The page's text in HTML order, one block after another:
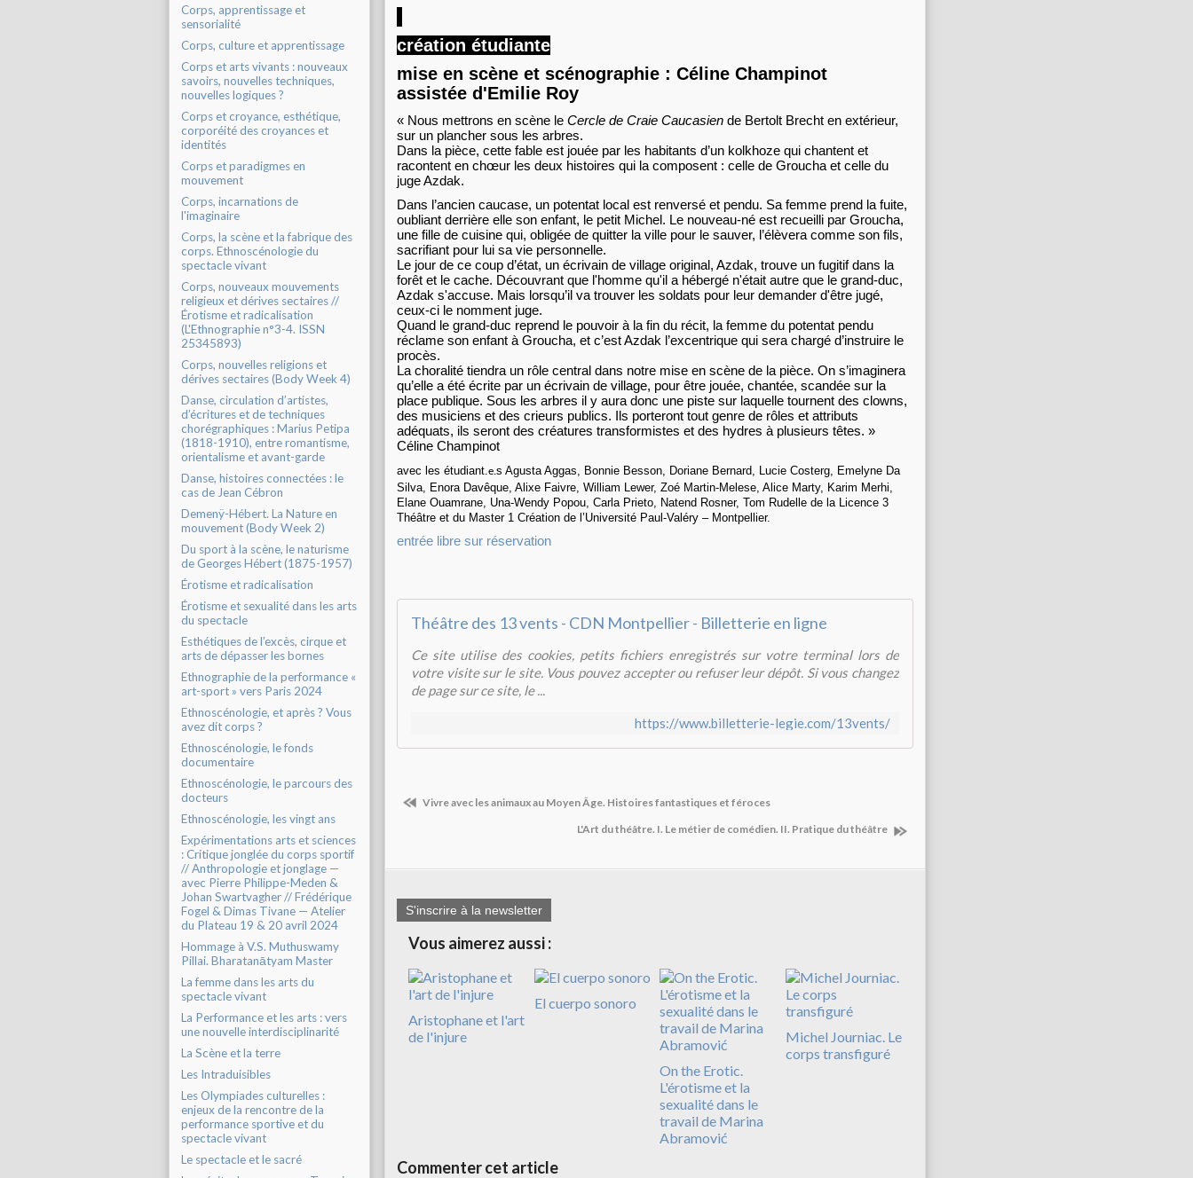
Corps, apprentissage et
sensorialité
Corps, culture et apprentissage
Corps et arts vivants : nouveaux
savoirs, nouvelles techniques,
nouvelles logiques ?
Corps et croyance, esthétique,
corporéité des croyances et
identités
Corps et paradigmes en
mouvement
Corps, incarnations de
l'imaginaire
Corps, la scène et la fabrique des
corps. Ethnoscénologie du
spectacle vivant
Corps, nouveaux mouvements
religieux et dérives sectaires //
Érotisme et radicalisation
(L'Ethnographie n°3-4. ISSN
25345893)
Corps, nouvelles religions et
dérives sectaires (Body Week 4)
Danse, circulation d’artistes,
d’écritures et de techniques
chorégraphiques : Marius Petipa
(1818-1910), entre romantisme,
orientalisme et avant-garde
Danse, histoires connectées : le
cas de Jean Cébron
Demenÿ-Hébert. La Nature en
mouvement (Body Week 2)
Du sport à la scène, le naturisme
de Georges Hébert (1875-1957)
Érotisme et radicalisation
Érotisme et sexualité dans les arts
du spectacle
Esthétiques de l’excès, cirque et
arts de dépasser les bornes
Ethnographie de la performance «
art-sport » vers Paris 2024
Ethnoscénologie, et après ? Vous
avez dit corps ?
Ethnoscénologie, le fonds
documentaire
Ethnoscénologie, le parcours des
docteurs
Ethnoscénologie, les vingt ans
Expérimentations arts et sciences
: Critique jonglée du corps sportif
// Anthropologie et jonglage —
avec Pierre Philippe-Meden &
Johan Swartvagher // Frédérique
Fogel & Dimas Tivane — Atelier
du Plateau 19 & 20 avril 2024
Hommage à V.S. Muthuswamy
Pillai. Bharatanātyam Master
La femme dans les arts du
spectacle vivant
La Performance et les arts : vers
une nouvelle interdisciplinarité
La Scène et la terre
Les Intraduisibles
Les Olympiades culturelles :
enjeux de la rencontre de la
performance sportive et du
spectacle vivant
Le spectacle et le sacré
création étudiante
mise en scène et scénographie : Céline Champinot
assistée d'Emilie Roy
« Nous mettrons en scène le Cercle de Craie Caucasien de Bertolt Brecht en extérieur,
sur un plancher sous les arbres.
Dans la pièce, cette fable est jouée par les habitants d’un kolkhoze qui chantent et
racontent en chœur les deux histoires qui la composent : celle de Groucha et celle du
juge Azdak.
Dans l’ancien caucase, un potentat local est renversé et pendu. Sa femme prend la fuite,
oubliant derrière elle son enfant, le petit Michel. Le nouveau-né est recueilli par Groucha,
une fille de cuisine qui, obligée de quitter la ville pour le sauver, l’élèvera comme son fils,
sacrifiant pour lui sa vie personnelle.
Le jour de ce coup d’état, un écrivain de village original, Azdak, trouve un fugitif dans la
forêt et le cache. Découvrant que l'homme qu'il a hébergé n'était autre que le grand-duc,
Azdak s'accuse. Mais lorsqu’il va trouver les soldats pour leur demander d'être jugé,
ceux-ci le nomment juge.
Quand le grand-duc reprend le pouvoir à la fin du récit, la femme du potentat pendu
réclame son enfant à Groucha, et c’est Azdak l’excentrique qui sera chargé d’instruire le
procès.
La choralité tiendra un rôle central dans notre mise en scène de la pièce. On s’imaginera
qu’elle a été écrite par un écrivain de village, pour être jouée, chantée, scandée sur la
place publique. Sous les arbres il y aura donc une piste sur laquelle tournent des clowns,
des musiciens et des crieurs publics. Ils porteront tout genre de rôles et attributs
adéquats, ils seront des créatures transformistes et des hydres à plusieurs têtes. »
Céline Champinot
avec les étudiant.e.s Agusta Aggas, Bonnie Besson, Doriane Bernard, Lucie Costerg, Emelyne Da
Silva, Enora Davêque, Alixe Faivre, William Lewer, Zoé Martin-Melese, Alice Marty, Karim Merhi,
Elane Ouamrane, Una-Wendy Popou, Carla Prieto, Natend Rosner, Tom Rudelle de la Licence 3
Théâtre et du Master 1 Création de l’Université Paul-Valéry – Montpellier.
entrée libre sur réservation
Théâtre des 13 vents - CDN Montpellier - Billetterie en ligne
Ce site utilise des cookies, petits fichiers enregistrés sur votre terminal lors de
votre visite sur le site. Vous pouvez accepter ou refuser leur dépôt. Si vous changez
de page sur ce site, le ...
https://www.billetterie-legie.com/13vents/
Vivre avec les animaux au Moyen Âge. Histoires fantastiques et féroces
L'Art du théâtre. I. Le métier de comédien. II. Pratique du théâtre
S'inscrire à la newsletter
Vous aimerez aussi :
Aristophane et l'art
de l'injure
El cuerpo sonoro
On the Erotic.
L'érotisme et la
sexualité dans le
travail de Marina
Abramović
Michel Journiac. Le
corps transfiguré
Commenter cet article